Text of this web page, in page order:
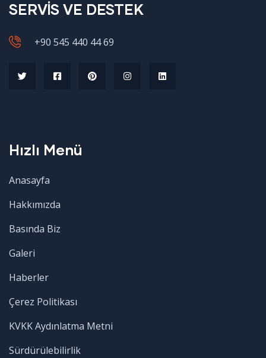
SERVİS VE DESTEK
+90 545 440 44 69
Hızlı Menü
Anasayfa
Hakkımızda
Basında Biz
Galeri
Haberler
Çerez Politikası
KVKK Aydınlatma Metni
Sürdürülebilirlik